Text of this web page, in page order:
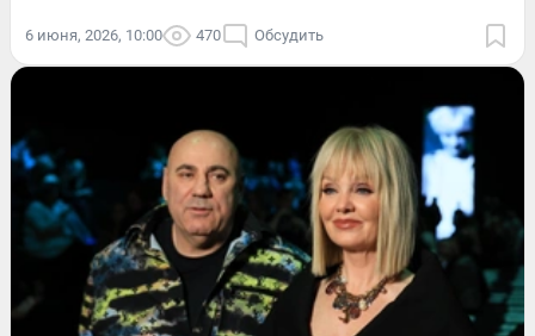
6 июня, 2026, 10:00 470 Обсудить